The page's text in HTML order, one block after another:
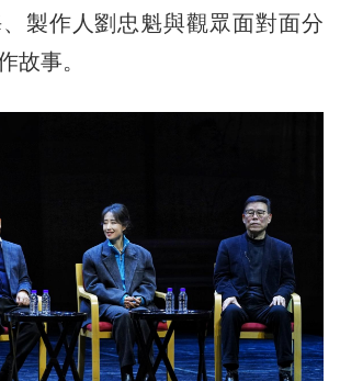
製作人劉忠魁與觀眾面對面分
故事。